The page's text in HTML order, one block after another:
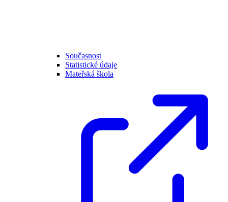
Současnost
Statistické údaje
Mateřská škola